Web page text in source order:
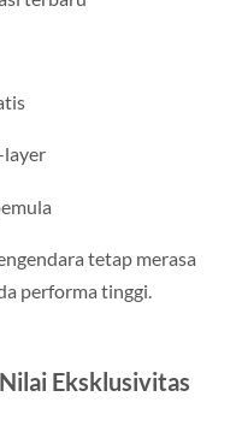
layer
tetap merasa
performa tinggi.
Eksklusivitas